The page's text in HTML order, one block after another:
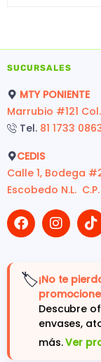
SUCURSALES
MTY PONIENTE
Marrubio #121
Tel. 81 1733
CEDIS
Calle 1, Bodega
Escobedo N.L.
🏷️¡No te
Descubre
envases,
más.Ver